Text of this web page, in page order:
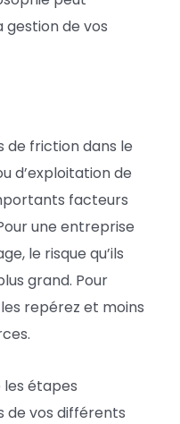
gestion de vos
de friction dans le
d’exploitation de
facteurs
une entreprise
le risque qu’ils
grand. Pour
repérez et moins
étapes
de vos différents